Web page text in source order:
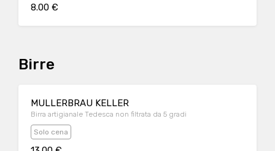
8.00 €
Birre
MULLERBRAU KELLER
Birra artigianale Tedesca non filtrata da 5 gradi
Solo cena